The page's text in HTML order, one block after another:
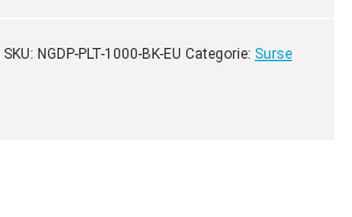
SKU: NGDP-PLT-1000-BK-EU Categorie: Surse